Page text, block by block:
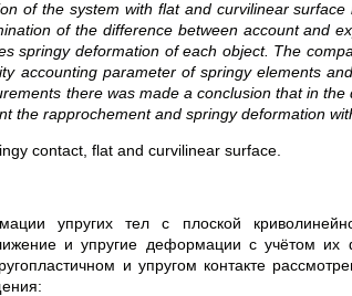
of the system with flat and curvilinear
of the difference between account and
springy deformation of each object. The
accounting parameter of springy elements
there was made a conclusion that in
the rapprochement and springy deformation
contact, flat and curvilinear surface.
упругих тел с плоской
и упругие деформации с учётом их
и упругом контакте